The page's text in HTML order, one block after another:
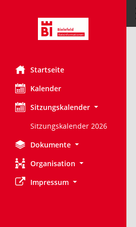
Startseite
Kalender
Sitzungskalender
Sitzungskalender 2026
Dokumente
Organisation
Impressum